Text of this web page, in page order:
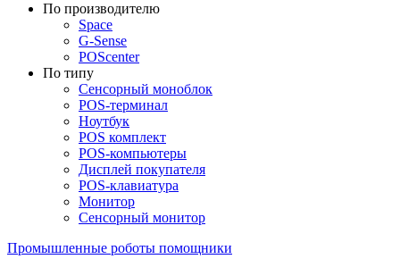
По производителю
Space
G-Sense
POScenter
По типу
Сенсорный моноблок
POS-терминал
Ноутбук
POS комплект
POS-компьютеры
Дисплей покупателя
POS-клавиатура
Монитор
Сенсорный монитор
Промышленные роботы помощники